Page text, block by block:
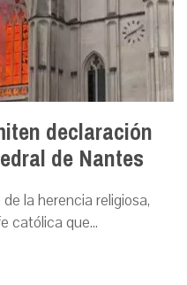
declaración
de Nantes
la herencia religiosa,
católica que...